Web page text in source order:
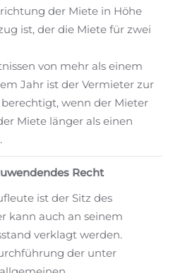
der Miete in Höhe
ist, der die Miete für zwei
von mehr als einem
Jahr ist der Vermieter zur
wenn der Mieter
Miete länger als einen
Recht
ist der Sitz des
kann auch an seinem
verklagt werden.
der unter